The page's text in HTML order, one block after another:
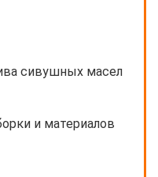
сивушных масел
и материалов